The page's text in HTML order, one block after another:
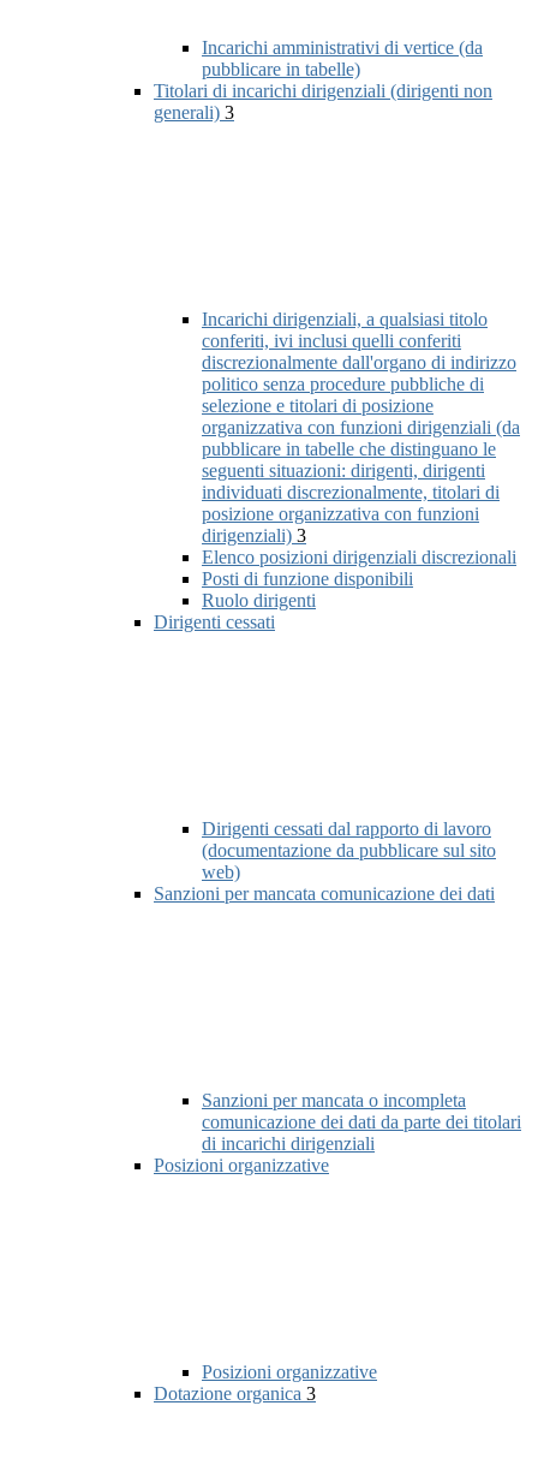
Incarichi amministrativi di vertice (da
pubblicare in tabelle)
Titolari di incarichi dirigenziali (dirigenti non
generali) 3
Incarichi dirigenziali, a qualsiasi titolo
conferiti, ivi inclusi quelli conferiti
discrezionalmente dall'organo di indirizzo
politico senza procedure pubbliche di
selezione e titolari di posizione
organizzativa con funzioni dirigenziali (da
pubblicare in tabelle che distinguano le
seguenti situazioni: dirigenti, dirigenti
individuati discrezionalmente, titolari di
posizione organizzativa con funzioni
dirigenziali) 3
Elenco posizioni dirigenziali discrezionali
Posti di funzione disponibili
Ruolo dirigenti
Dirigenti cessati
Dirigenti cessati dal rapporto di lavoro
(documentazione da pubblicare sul sito
web)
Sanzioni per mancata comunicazione dei dati
Sanzioni per mancata o incompleta
comunicazione dei dati da parte dei titolari
di incarichi dirigenziali
Posizioni organizzative
Posizioni organizzative
Dotazione organica 3